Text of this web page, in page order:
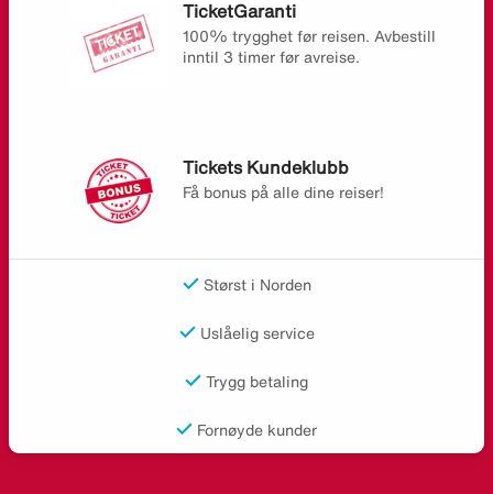
TicketGaranti
100% trygghet før reisen. Avbestill
inntil 3 timer før avreise.
Tickets Kundeklubb
Få bonus på alle dine reiser!
Størst i Norden
Uslåelig service
Trygg betaling
Fornøyde kunder